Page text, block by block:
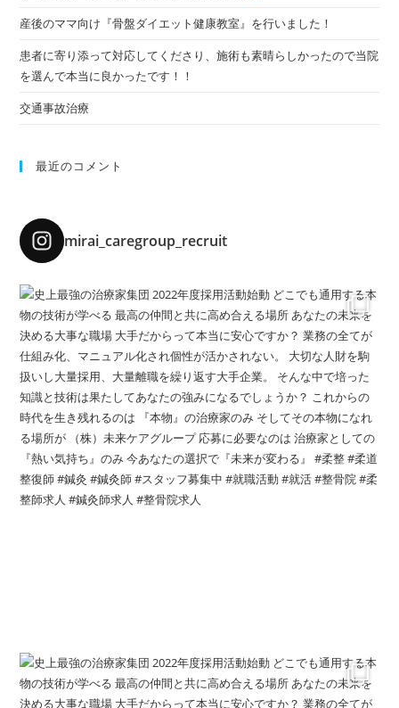
産後のママ向け『骨盤ダイエット健康教室』を行いました！
患者に寄り添って対応してくださり、施術も素晴らしかったので当院
を選んで本当に良かったです！！
交通事故治療
最近のコメント
mirai_caregroup_recruit